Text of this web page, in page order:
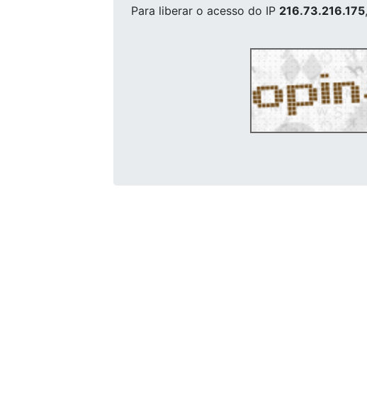
Para liberar o acesso do IP 216.73.216.175